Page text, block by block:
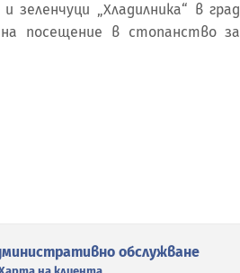
„Хладилника“ в град
посещение в стопанство за
обслужване